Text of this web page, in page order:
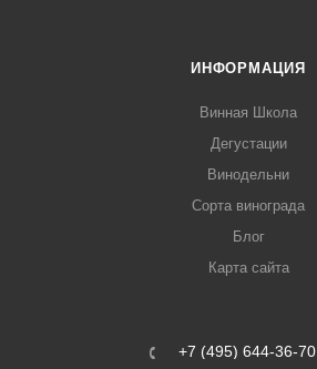
ИНФОРМАЦИЯ
Винная Школа
Дегустации
Винодельни
Сорта винограда
Блог
Карта сайта
+7 (495) 644-36-70